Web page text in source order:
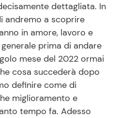
Primi Piatti
Ricette Facili e Veloci
Ricette Feste
Ricette per Bambini
dettagliata. In
andremo a scoprire
in amore, lavoro e
prima di andare
mese del 2022 ormai
cosa succederà dopo
definire come di
miglioramento e
tempo fa. Adesso